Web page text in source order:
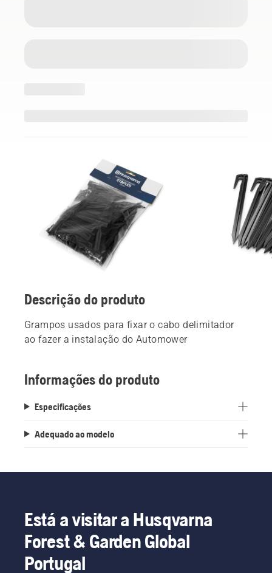
Descrição do produto
Grampos usados para fixar o cabo delimitador
ao fazer a instalação do Automower
Informações do produto
Especificações
Adequado ao modelo
Está a visitar a Husqvarna
Forest & Garden Global
Portugal